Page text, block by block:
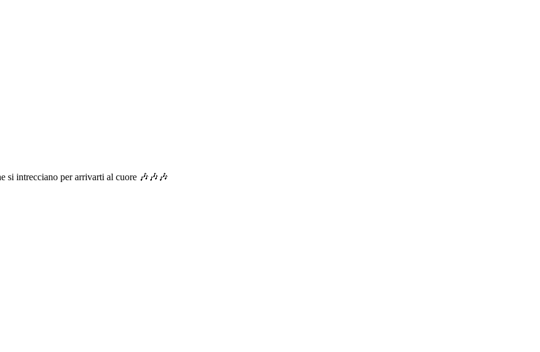
si intrecciano per arrivarti al cuore 🎶🎶🎶